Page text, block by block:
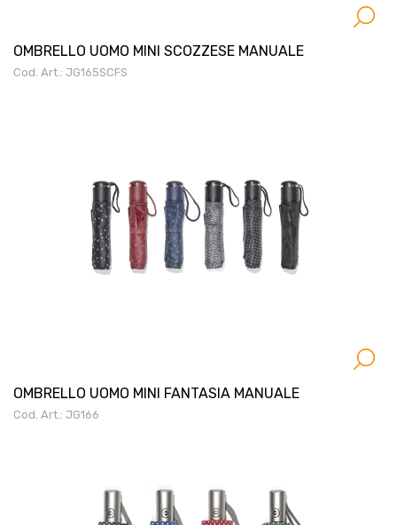
OMBRELLO UOMO MINI SCOZZESE MANUALE
Cod. Art.: JG165SCFS
OMBRELLO UOMO MINI FANTASIA MANUALE
Cod. Art.: JG166